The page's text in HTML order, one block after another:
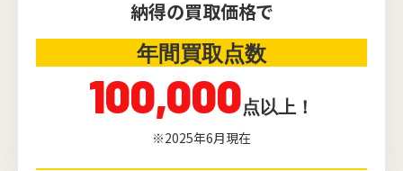
納得の買取価格で
年間買取点数
100,000点以上！
※2025年6月現在